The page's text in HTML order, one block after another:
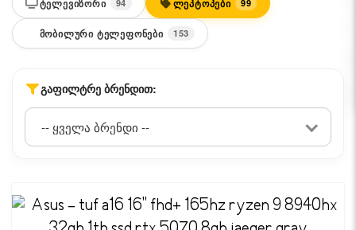
94 99
ᲛᲝᲑᲘᲚᲣᲠᲘ ᲢᲔᲚᲔᲤᲝᲜᲔᲑᲘ 153
ᲒᲐᲤᲘᲚᲢᲠᲔ ᲑᲠᲔᲜᲓᲘᲗ: